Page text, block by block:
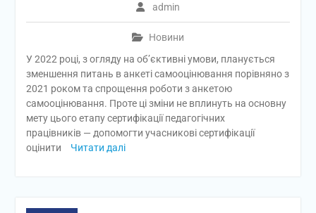
admin
Новини
У 2022 році, з огляду на об’єктивні умови, планується
зменшення питань в анкеті самооцінювання порівняно з
2021 роком та спрощення роботи з анкетою
самооцінювання. Проте ці зміни не вплинуть на основну
мету цього етапу сертифікації педагогічних
працівників — допомогти учасникові сертифікації
оцінити
Читати далі